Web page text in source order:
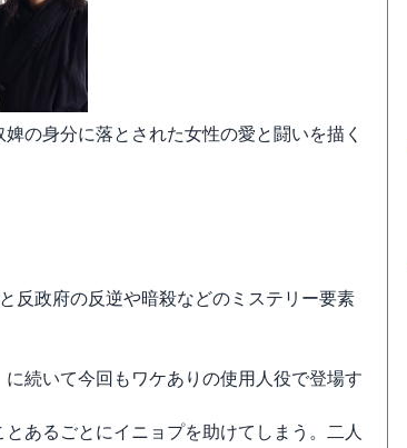
の身分に落とされた女性の愛と闘いを描く
反政府の反逆や暗殺などのミステリー要素
続いて今回もワケありの使用人役で登場す
あるごとにイニョプを助けてしまう。二人